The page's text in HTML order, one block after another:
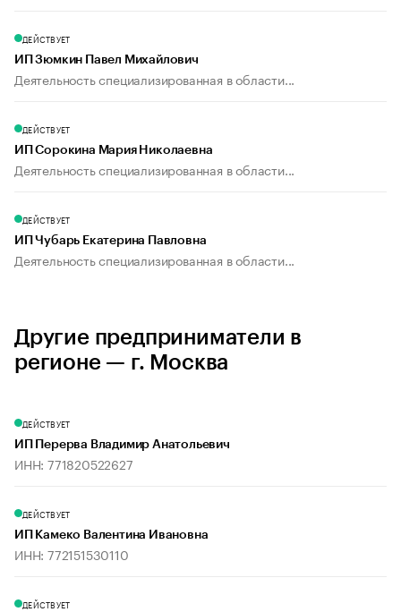
ДЕЙСТВУЕТ
ИП Зюмкин Павел Михайлович
Деятельность специализированная в области...
ДЕЙСТВУЕТ
ИП Сорокина Мария Николаевна
Деятельность специализированная в области...
ДЕЙСТВУЕТ
ИП Чубарь Екатерина Павловна
Деятельность специализированная в области...
Другие предприниматели в
регионе — г. Москва
ДЕЙСТВУЕТ
ИП Перерва Владимир Анатольевич
ИНН: 771820522627
ДЕЙСТВУЕТ
ИП Камеко Валентина Ивановна
ИНН: 772151530110
ДЕЙСТВУЕТ